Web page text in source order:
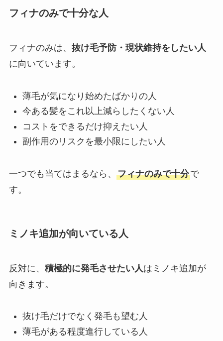
フィナのみで十分な人
フィナのみは、 抜け毛予防・現状維持をしたい人
に向いています。
薄毛が気になり始めたばかりの人
今ある髪をこれ以上減らしたくない人
コストをできるだけ抑えたい人
副作用のリスクを最小限にしたい人
一つでも当てはまるなら、 フィナのみで十分で
す。
ミノキ追加が向いている人
反対に、 積極的に発毛させたい人 はミノキ追加が
向きます。
抜け毛だけでなく発毛も望む人
薄毛がある程度進行している人